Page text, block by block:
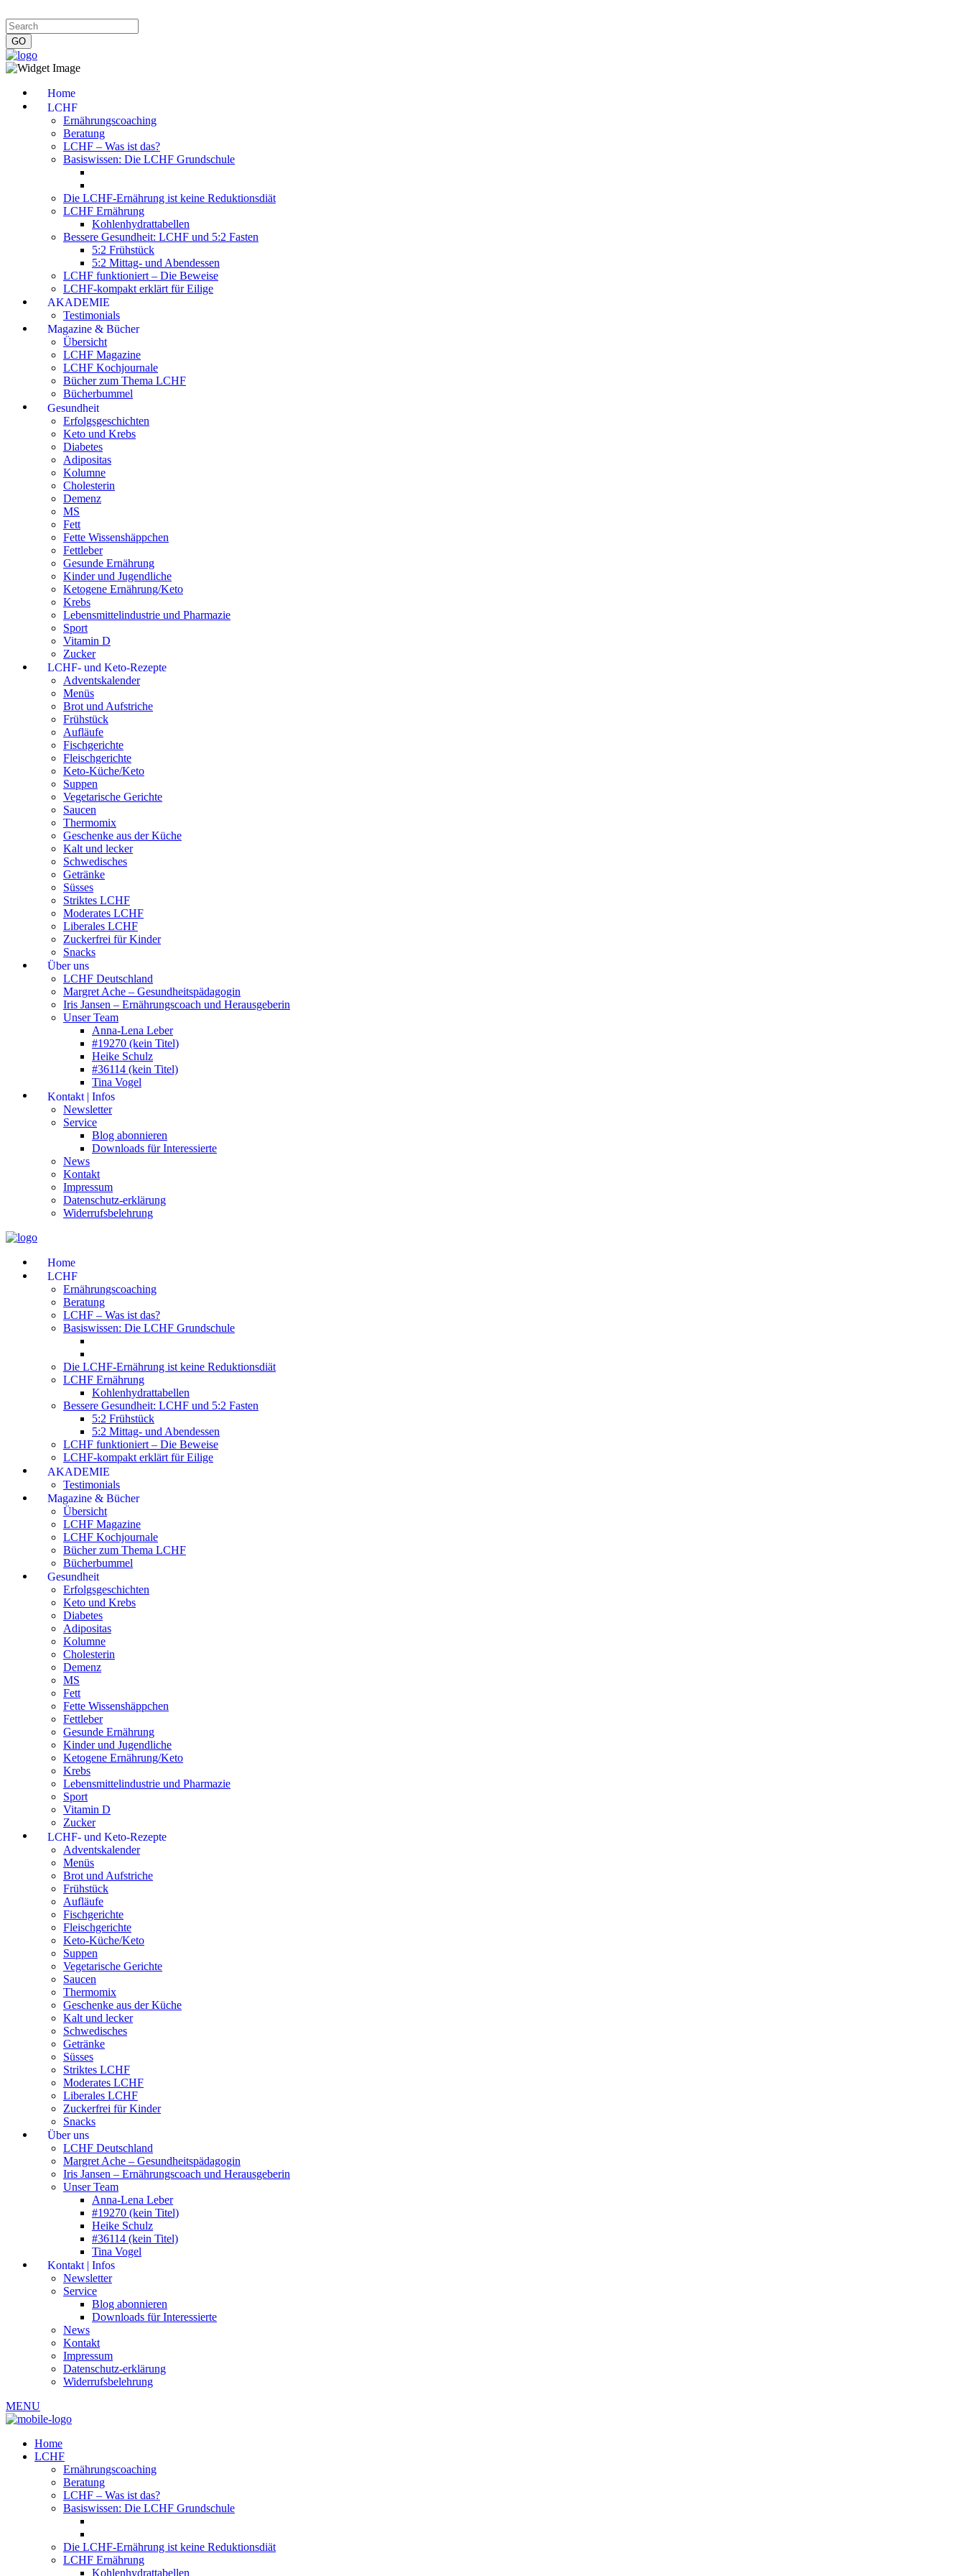
Home
LCHF
Ernährungscoaching
Beratung
LCHF – Was ist das?
Basiswissen: Die LCHF Grundschule
Die LCHF-Ernährung ist keine Reduktionsdiät
LCHF Ernährung
Kohlenhydrattabellen
Bessere Gesundheit: LCHF und 5:2 Fasten
5:2 Frühstück
5:2 Mittag- und Abendessen
LCHF funktioniert – Die Beweise
LCHF-kompakt erklärt für Eilige
AKADEMIE
Testimonials
Magazine & Bücher
Übersicht
LCHF Magazine
LCHF Kochjournale
Bücher zum Thema LCHF
Bücherbummel
Gesundheit
Erfolgsgeschichten
Keto und Krebs
Diabetes
Adipositas
Kolumne
Cholesterin
Demenz
MS
Fett
Fette Wissenshäppchen
Fettleber
Gesunde Ernährung
Kinder und Jugendliche
Ketogene Ernährung/Keto
Krebs
Lebensmittelindustrie und Pharmazie
Sport
Vitamin D
Zucker
LCHF- und Keto-Rezepte
Adventskalender
Menüs
Brot und Aufstriche
Frühstück
Aufläufe
Fischgerichte
Fleischgerichte
Keto-Küche/Keto
Suppen
Vegetarische Gerichte
Saucen
Thermomix
Geschenke aus der Küche
Kalt und lecker
Schwedisches
Getränke
Süsses
Striktes LCHF
Moderates LCHF
Liberales LCHF
Zuckerfrei für Kinder
Snacks
Über uns
LCHF Deutschland
Margret Ache – Gesundheitspädagogin
Iris Jansen – Ernährungscoach und Herausgeberin
Unser Team
Anna-Lena Leber
#19270 (kein Titel)
Heike Schulz
#36114 (kein Titel)
Tina Vogel
Kontakt | Infos
Newsletter
Service
Blog abonnieren
Downloads für Interessierte
News
Kontakt
Impressum
Datenschutz-erklärung
Widerrufsbelehrung
Home
LCHF
Ernährungscoaching
Beratung
LCHF – Was ist das?
Basiswissen: Die LCHF Grundschule
Die LCHF-Ernährung ist keine Reduktionsdiät
LCHF Ernährung
Kohlenhydrattabellen
Bessere Gesundheit: LCHF und 5:2 Fasten
5:2 Frühstück
5:2 Mittag- und Abendessen
LCHF funktioniert – Die Beweise
LCHF-kompakt erklärt für Eilige
AKADEMIE
Testimonials
Magazine & Bücher
Übersicht
LCHF Magazine
LCHF Kochjournale
Bücher zum Thema LCHF
Bücherbummel
Gesundheit
Erfolgsgeschichten
Keto und Krebs
Diabetes
Adipositas
Kolumne
Cholesterin
Demenz
MS
Fett
Fette Wissenshäppchen
Fettleber
Gesunde Ernährung
Kinder und Jugendliche
Ketogene Ernährung/Keto
Krebs
Lebensmittelindustrie und Pharmazie
Sport
Vitamin D
Zucker
LCHF- und Keto-Rezepte
Adventskalender
Menüs
Brot und Aufstriche
Frühstück
Aufläufe
Fischgerichte
Fleischgerichte
Keto-Küche/Keto
Suppen
Vegetarische Gerichte
Saucen
Thermomix
Geschenke aus der Küche
Kalt und lecker
Schwedisches
Getränke
Süsses
Striktes LCHF
Moderates LCHF
Liberales LCHF
Zuckerfrei für Kinder
Snacks
Über uns
LCHF Deutschland
Margret Ache – Gesundheitspädagogin
Iris Jansen – Ernährungscoach und Herausgeberin
Unser Team
Anna-Lena Leber
#19270 (kein Titel)
Heike Schulz
#36114 (kein Titel)
Tina Vogel
Kontakt | Infos
Newsletter
Service
Blog abonnieren
Downloads für Interessierte
News
Kontakt
Impressum
Datenschutz-erklärung
Widerrufsbelehrung
MENU
Home
LCHF
Ernährungscoaching
Beratung
LCHF – Was ist das?
Basiswissen: Die LCHF Grundschule
Die LCHF-Ernährung ist keine Reduktionsdiät
LCHF Ernährung
Kohlenhydrattabellen